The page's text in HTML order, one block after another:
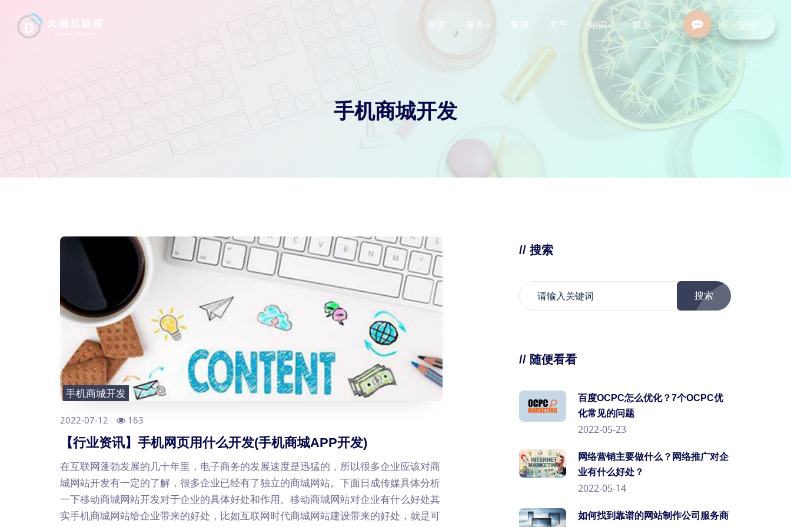
首页 服务
响应式网站建设
仿站网站建设
案例 关于 知识
行业资讯
常见问题
联系 报价
手机商城开发
手机商城开发
2022-07-12 163
【行业资讯】手机网页用什么开发(手机商城APP开发)
在互联网蓬勃发展的几十年里，电子商务的发展速度是迅猛的，所以很多企业应该对商
城网站开发有一定的了解，很多企业已经有了独立的商城网站。下面日成传媒具体分析
一下移动商城网站开发对于企业的具体好处和作用。移动商城网站对企业有什么好处其
实手机商城网站给企业带来的好处，比如互联网时代商城网站建设带来的好处，就是可
// 搜索
搜索
// 随便看看
百度OCPC怎么优化？7个OCPC优
化常见的问题
2022-05-23
网络营销主要做什么？网络推广对企
业有什么好处？
2022-05-14
如何找到靠谱的网站制作公司服务商